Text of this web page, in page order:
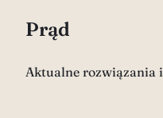
Prąd
Aktualne rozwiązania